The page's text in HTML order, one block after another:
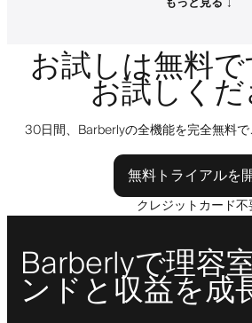
お試しは無料
お試しく
30日間、Barberlyの全機能を完全無料で
無料トライアルを
クレジットカード
Barberlyで理容
ンドと収益を成